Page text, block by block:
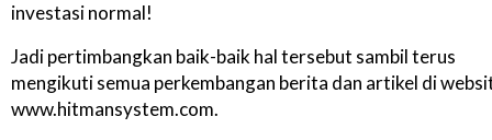
investasi normal!
Jadi pertimbangkan baik-baik hal tersebut sambil terus
mengikuti semua perkembangan berita dan artikel di
www.hitmansystem.com.